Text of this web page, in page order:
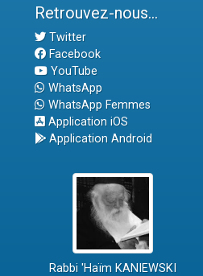
Retrouvez-nous...
Twitter
Facebook
YouTube
WhatsApp
WhatsApp Femmes
Application iOS
Application Android
Rabbi 'Haïm KANIEWSKI